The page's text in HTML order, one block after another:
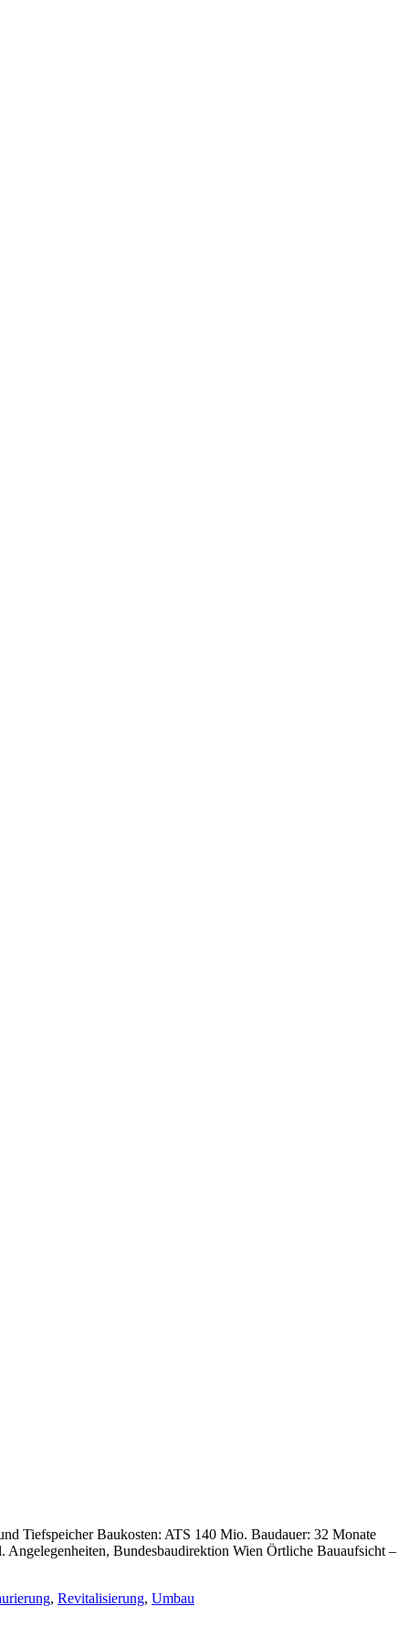
Tiefspeicher Baukosten: ATS 140 Mio. Baudauer: 32 Monate
Bundesbaudirektion Wien Örtliche Bauaufsicht –
, Revitalisierung, Umbau